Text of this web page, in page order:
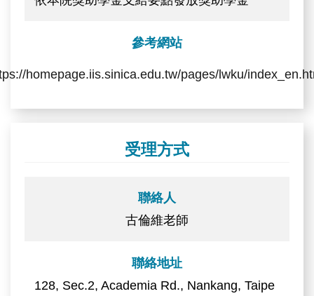
參考網站
homepage.iis.sinica.edu.tw/pages/lwku/
受理方式
聯絡人
古倫維老師
聯絡地址
128, Sec.2, Academia Rd., Nankang, Taipe